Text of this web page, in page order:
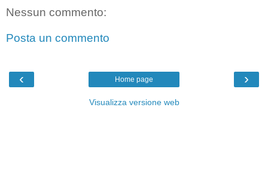
Nessun commento:
Posta un commento
‹ ›
Home page
Visualizza versione web